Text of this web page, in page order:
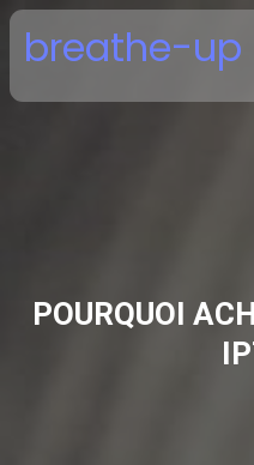
Skip
content
breathe-up
POURQUOI